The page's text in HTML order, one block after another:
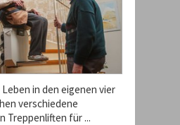
in den eigenen vier
verschiedene
Treppenliften für ...